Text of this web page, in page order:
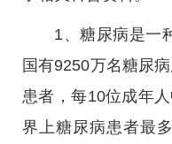
1、糖尿病是一
国有9250万名糖尿
患者，每10位成年
界上糖尿病患者最